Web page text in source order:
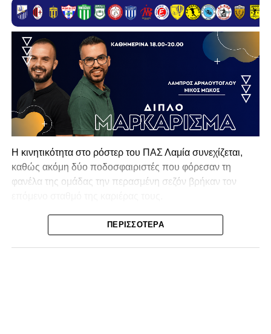
Η κινητικότητα στο ρόστερ του ΠΑΣ Λαμία συνεχίζεται,
καθώς ακόμη δύο ποδοσφαιριστές που φόρεσαν τη
φανέλα της ομάδας την περασμένη σεζόν βρήκαν τον
Ο λόγος για τον Βασίλη Τρούμπουλο και τον Χρυσόστομο
Στάγκο, οι οποίοι θα συνεχίσουν μαζί την ποδοσφαιρική
ΠΕΡΙΣΣΌΤΕΡΑ